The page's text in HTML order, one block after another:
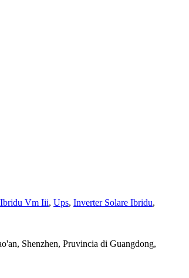
Vm Iii, Ups, Inverter Solare Ibridu,
Shenzhen, Pruvincia di Guangdong,